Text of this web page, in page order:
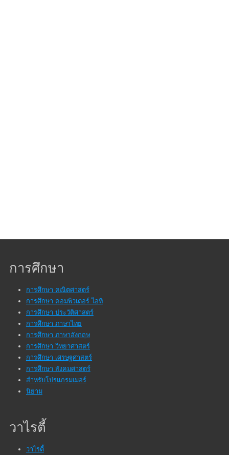
การศึกษา
การศึกษา คณิตศาสตร์
การศึกษา คอมพิวเตอร์ ไอที
การศึกษา ประวัติศาสตร์
การศึกษา ภาษาไทย
การศึกษา ภาษาอังกฤษ
การศึกษา วิทยาศาสตร์
การศึกษา เศรษฐศาสตร์
การศึกษา สังคมศาสตร์
สำหรับโปรแกรมเมอร์
นิยาม
วาไรตี้
วาไรตี้